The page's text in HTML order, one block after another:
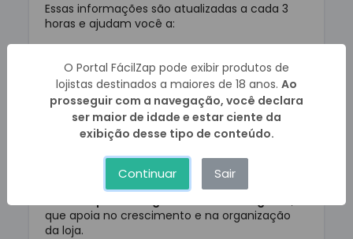
Essas informações são atualizadas a cada 3
horas e ajudam você a:
faturamento.
✅ Planejar reposição de estoque com
agilidade.
✅ Tomar decisões baseadas em dados reais
do seu negócio.
Com essa atualização, o lojista FácilZap passa
que apoia no crescimento e na organização
da loja.
O Portal FácilZap pode exibir produtos de
lojistas destinados a maiores de 18 anos. Ao
prosseguir com a navegação, você declara
ser maior de idade e estar ciente da
exibição desse tipo de conteúdo.
Continuar Sair